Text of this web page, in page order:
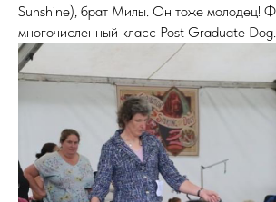
Sunshine), брат Милы. Он тоже молодец!
многочисленный класс Post Graduate Dog.